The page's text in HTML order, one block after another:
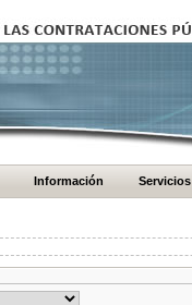
Información Servicios